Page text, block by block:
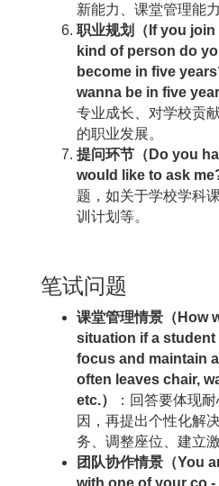
新能力、课堂管理能力
职业规划（If you
kind of person do
become in five
wanna be in five
专业成长、对学校贡
的职业发展。
提问环节（Do you
would like to ask me?
题，如关于学校学科
训计划等。
笔试问题
课堂管理情景（How
situation if a
focus and
often leaves chair,
etc.）
：回答要体现
因，再提出个性化解
务、调整座位、建立
团队协作情景（You
with one of your co